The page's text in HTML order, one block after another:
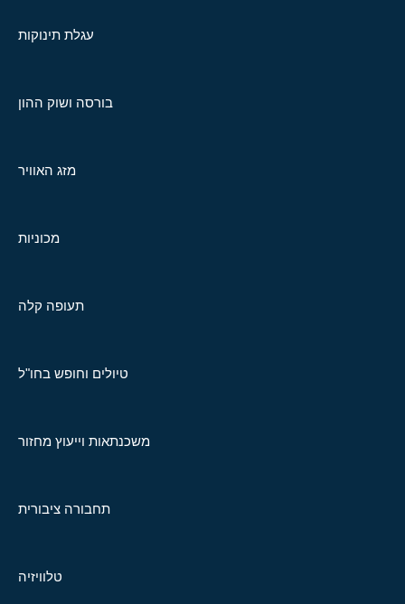
עגלת תינוקות
בורסה ושוק ההון
מזג האוויר
מכוניות
תעופה קלה
טיולים וחופש בחו"ל
משכנתאות וייעוץ מחזור
תחבורה ציבורית
טלוויזיה